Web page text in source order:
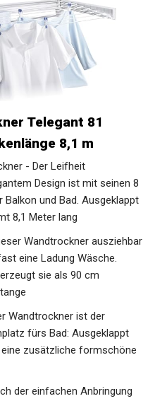
Telegant 81
8,1 m
- Der Leifheit
Design ist mit seinen 8
und Bad. Ausgeklappt
8,1 Meter lang
Wandtrockner ausziehbar
eine Ladung Wäsche.
sie als 90 cm
Wandtrockner ist der
fürs Bad: Ausgeklappt
zusätzliche formschöne
der einfachen Anbringung